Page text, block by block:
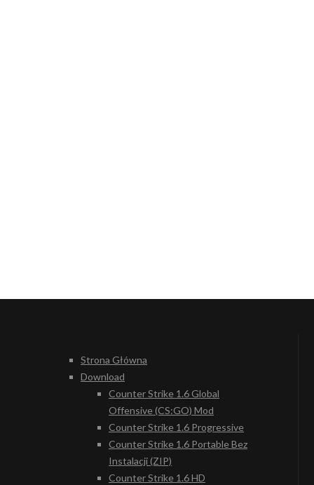
Strona Główna
Download
Counter Strike 1.6 Global
Offensive (CS:GO) Mod
Counter Strike 1.6 Progressive
Counter Strike 1.6 Portable Bez
Instalacji (ZIP)
Counter Strike 1.6 HD